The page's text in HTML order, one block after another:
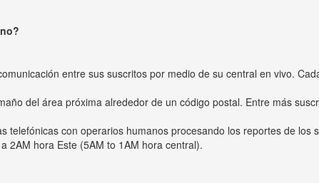
entre sus suscritos por medio de su central en vivo.
del área próxima alrededor de un código postal. Entre más
telefónicas con operarios humanos procesando los reportes de
2AM hora Este (5AM to 1AM hora central).